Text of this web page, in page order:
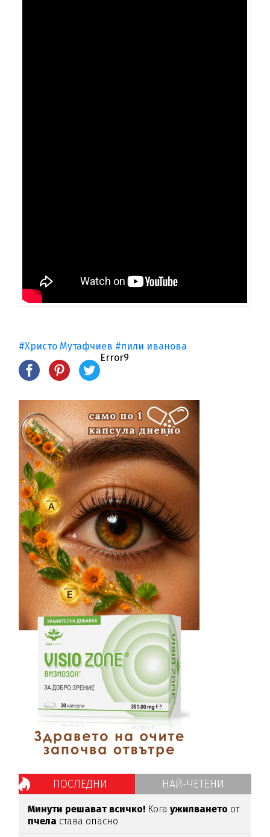
#Христо Мутафчиев #лили иванова
Error9
ПОСЛЕДНИ НАЙ-ЧЕТЕНИ
Минути решават всичко! Когаужилването от
пчела става опасно